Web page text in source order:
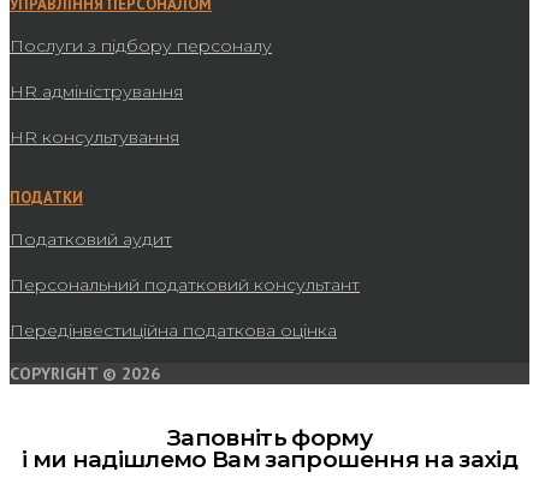
УПРАВЛІННЯ ПЕРСОНАЛОМ
Послуги з підбору персоналу
HR адміністрування
HR консультування
ПОДАТКИ
Податковий аудит
Персональний податковий консультант
Передінвестиційна податкова оцінка
COPYRIGHT © 2026
Заповніть форму
і ми надішлемо Вам запрошення на захід